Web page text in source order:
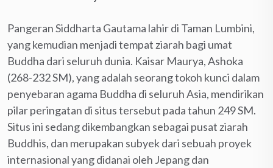
Pangeran Siddharta Gautama lahir di Taman Lumbini,
yang kemudian menjadi tempat ziarah bagi umat
Buddha dari seluruh dunia. Kaisar Maurya, Ashoka
(268-232 SM), yang adalah seorang tokoh kunci dalam
penyebaran agama Buddha di seluruh Asia, mendirikan
pilar peringatan di situs tersebut pada tahun 249 SM.
Situs ini sedang dikembangkan sebagai pusat ziarah
Buddhis, dan merupakan subyek dari sebuah proyek
internasional yang didanai oleh Jepang dan